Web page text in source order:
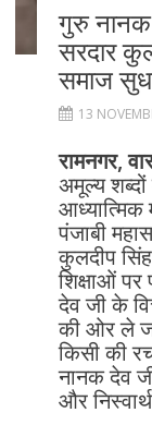
गुरु नानक
सरदार
समाज
13
रामनगर,
अमूल्य
आध्यात्मिक
पंजाबी
कुलदीप
शिक्षाओं
देव जी के
की ओर ले
किसी की
नानक देव
और